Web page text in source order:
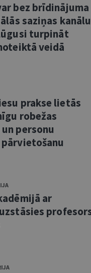
bez brīdinājuma
saziņas
turpināt
veidā
prakse lietās
robežas
personu
ar